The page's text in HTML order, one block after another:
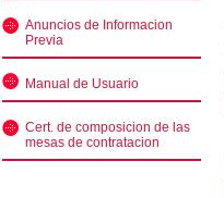
Anuncios de Informacion
Previa
Manual de Usuario
Cert. de composicion de las
mesas de contratacion